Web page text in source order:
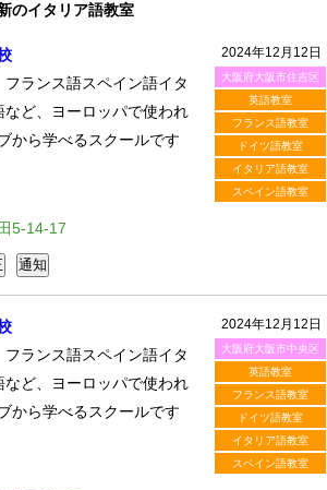
のイタリア語教室
2024年12月12日
大阪府大阪市住吉区
英語教室
フランス語教室
ドイツ語教室
イタリア語教室
スペイン語教室
ランス語スペイン語イタ
など、ヨーロッパで使われ
から学べるスクールです
5-14-17
2024年12月12日
大阪府大阪市中央区
英語教室
フランス語教室
ドイツ語教室
イタリア語教室
スペイン語教室
ランス語スペイン語イタ
など、ヨーロッパで使われ
から学べるスクールです